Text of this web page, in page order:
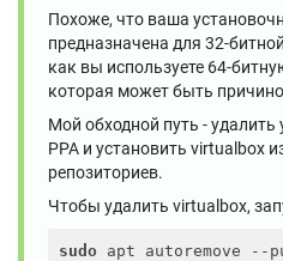
Похоже, что ваша
предназначена для 32-
как вы используете 64-
которая может быть
Мой обходной путь -
PPA и установить virtualbox
репозиториев.
Чтобы удалить virtualbox,
sudo